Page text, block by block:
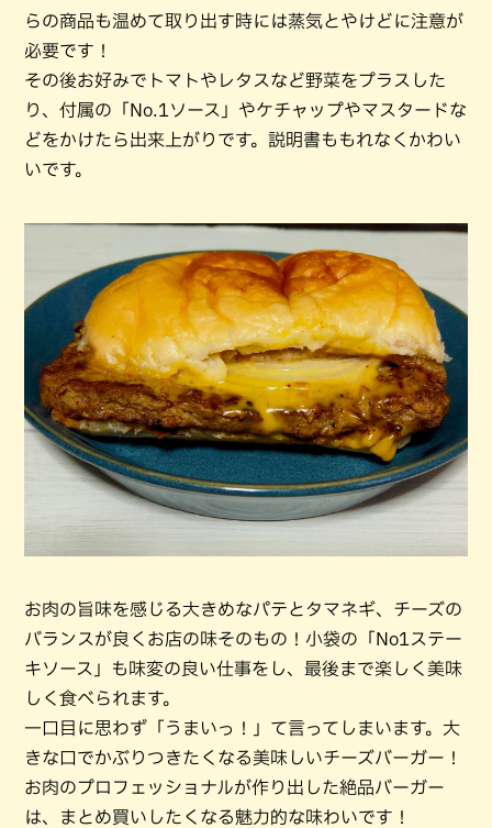
らの商品も温めて取り出す時には蒸気とやけどに注意が
必要です！
その後お好みでトマトやレタスなど野菜をプラスした
り、付属の「No.1ソース」やケチャップやマスタードな
どをかけたら出来上がりです。説明書ももれなくかわい
いです。
お肉の旨味を感じる大きめなパテとタマネギ、チーズの
バランスが良くお店の味そのもの！小袋の「No1ステー
キソース」も味変の良い仕事をし、最後まで楽しく美味
しく食べられます。
一口目に思わず「うまいっ！」て言ってしまいます。大
きな口でかぶりつきたくなる美味しいチーズバーガー！
お肉のプロフェッショナルが作り出した絶品バーガー
は、まとめ買いしたくなる魅力的な味わいです！